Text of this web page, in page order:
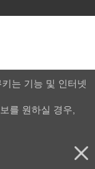
는 기능 및 인터넷
를 원하실 경우,